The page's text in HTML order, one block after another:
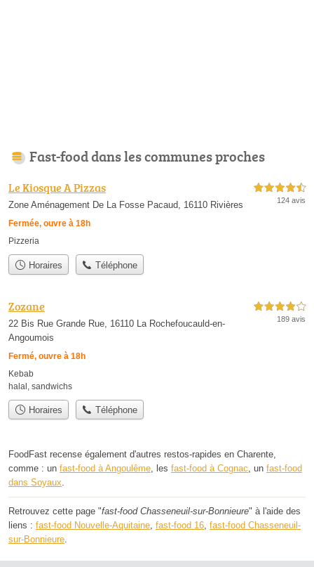
Fast-food dans les communes proches
Le Kiosque A Pizzas
Zone Aménagement De La Fosse Pacaud, 16110 Rivières
Fermée, ouvre à 18h
4,5 étoiles sur 5
124 avis
Pizzeria
Horaires Téléphone
Zozane
22 Bis Rue Grande Rue, 16110 La Rochefoucauld-en-
Angoumois
Fermé, ouvre à 18h
4,0 étoiles sur 5
189 avis
Kebab
halal sandwichs
Horaires Téléphone
FoodFast recense également d'autres restos-rapides en Charente,
comme : un fast-food à Angoulême, les fast-food à Cognac, un fast-food
dans Soyaux.
Retrouvez cette page "fast-food Chasseneuil-sur-Bonnieure" à l'aide des
liens : fast-food Nouvelle-Aquitaine, fast-food 16, fast-food Chasseneuil-
sur-Bonnieure.